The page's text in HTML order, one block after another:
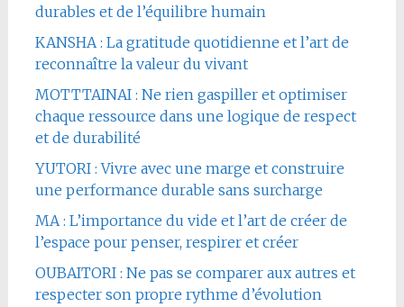
durables et de l’équilibre humain
KANSHA : La gratitude quotidienne et l’art de
reconnaître la valeur du vivant
MOTTTAINAI : Ne rien gaspiller et optimiser
chaque ressource dans une logique de respect
et de durabilité
YUTORI : Vivre avec une marge et construire
une performance durable sans surcharge
MA : L’importance du vide et l’art de créer de
l’espace pour penser, respirer et créer
OUBAITORI : Ne pas se comparer aux autres et
respecter son propre rythme d’évolution